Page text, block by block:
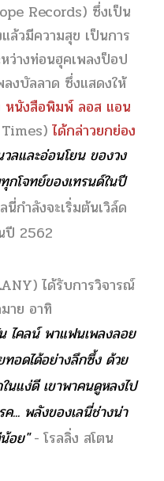
Records) ซึ่งเป็น
ล้วมีความสุข เป็นการ
ว่างท่อนฮุคเพลงป็อป
งบัลลาด ซึ่งแสดงให้
หนังสือพิมพ์ ลอส แอน
ได้กล่าวยกย่อง
ลและอ่อนโยน ของวง
โจทย์ของเทรนด์ในปี
นี่กำลังจะเริ่มต้นเวิล์ด
ปี 2562
ได้รับการวิจารณ์
าย อาทิ
ไคลน์ พาแฟนเพลงลอย
อดได้อย่างลึกซึ้ง ด้วย
แง่ดี เขาพาคนดูหลงไป
... พลังของเลนี่ช่างน่า
อย"- โรลลิ่ง สโตน